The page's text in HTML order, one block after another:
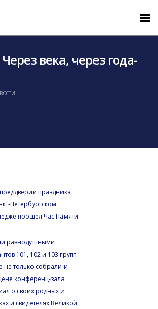
века, через года-
праздника
Петербургском
прошел Час Памяти.
равнодушными
101, 102 и 103 групп
не только собрали и
конференц-зала
о своих родных и
и свидетелях Великой